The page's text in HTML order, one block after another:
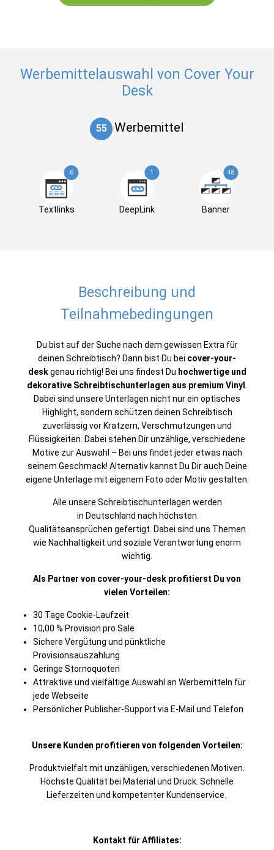
Werbemittelauswahl von Cover Your
Desk
55 Werbemittel
6
Textlinks
1
DeepLink
48
Banner
Beschreibung und
Teilnahmebedingungen
Du bist auf der Suche nach dem gewissen Extra für
deinen Schreibtisch? Dann bist Du bei cover-your-
deskgenau richtig! Bei uns findest Du hochwertige und
dekorative Schreibtischunterlagen aus premium Vinyl
Dabei sind unsere Unterlagen nicht nur ein optisches
Highlight, sondern schützen deinen Schreibtisch
zuverlässig vor Kratzern, Verschmutzungen und
Flüssigkeiten. Dabei stehen Dir unzählige, verschiedene
Motive zur Auswahl – Bei uns findet jeder etwas nach
seinem Geschmack! Alternativ kannst Du Dir auch Deine
eigene Unterlage mit eigenem Foto oder Motiv gestalten.
Alle unsere Schreibtischunterlagen werden
in Deutschland nach höchsten
Qualitätsansprüchen gefertigt. Dabei sind uns Themen
wie Nachhaltigkeit und soziale Verantwortung enorm
wichtig.
Als Partner von cover-your-desk profitierst Du von
vielen Vorteilen:
30 Tage Cookie-Laufzeit
10,00 % Provision pro Sale
Sichere Vergütung und pünktliche
Provisionsauszahlung
Geringe Stornoquoten
Attraktive und vielfältige Auswahl an Werbemitteln für
jede Webseite
Persönlicher Publisher-Support via E-Mail und Telefon
Unsere Kunden profitieren von folgenden Vorteilen:
Produktvielfalt mit unzähligen, verschiedenen Motiven.
Höchste Qualität bei Material und Druck. Schnelle
Lieferzeiten und kompetenter Kundenservice.
Kontakt für Affiliates: